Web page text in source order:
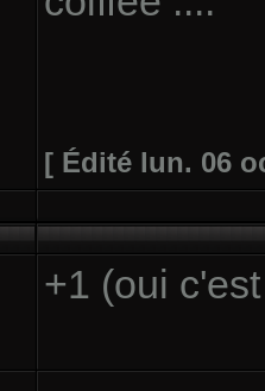
[ Édité lun. 06
+1 (oui